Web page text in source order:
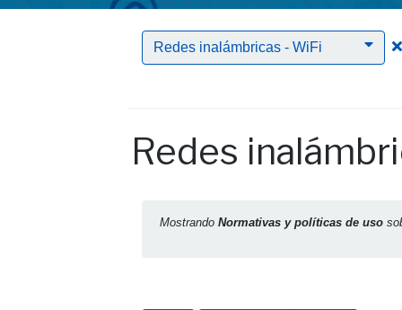
Redes inalámbricas - WiFi
Redes
Mostrando Normativas y políticas de uso